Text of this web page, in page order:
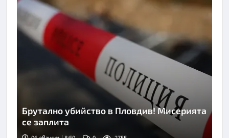
Брутално убийство в Пловдив! Мисерията
се заплита